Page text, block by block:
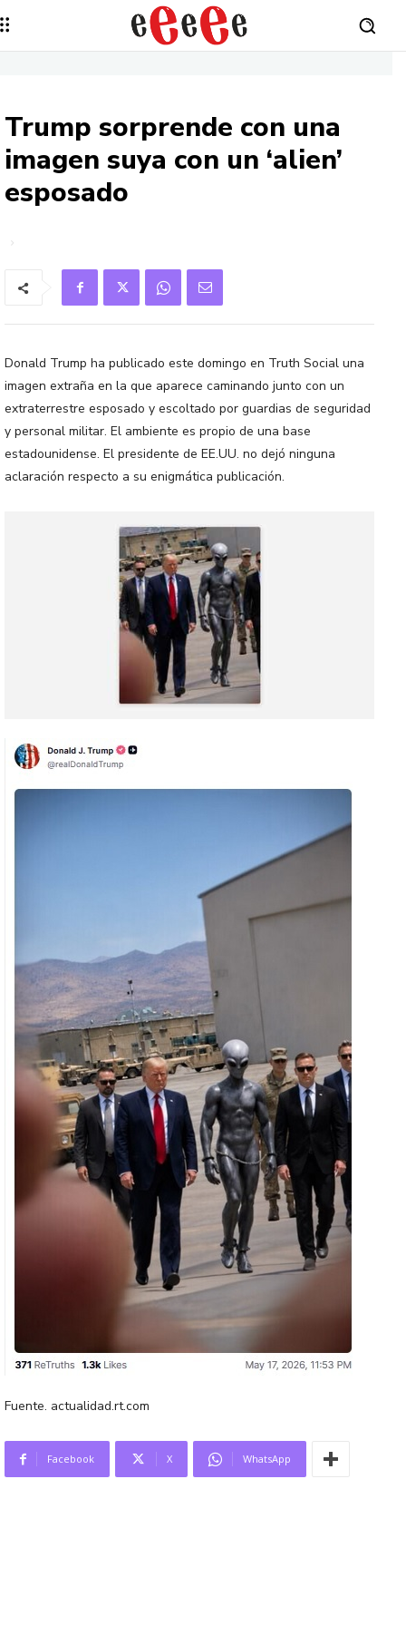
Trump sorprende con una
imagen suya con un ‘alien’
esposado
Donald Trump ha publicado este domingo en Truth Social una
imagen extraña en la que aparece caminando junto con un
extraterrestre esposado y escoltado por guardias de seguridad
y personal militar. El ambiente es propio de una base
estadounidense. El presidente de EE.UU. no dejó ninguna
aclaración respecto a su enigmática publicación.
Fuente. actualidad.rt.com
Facebook X WhatsApp